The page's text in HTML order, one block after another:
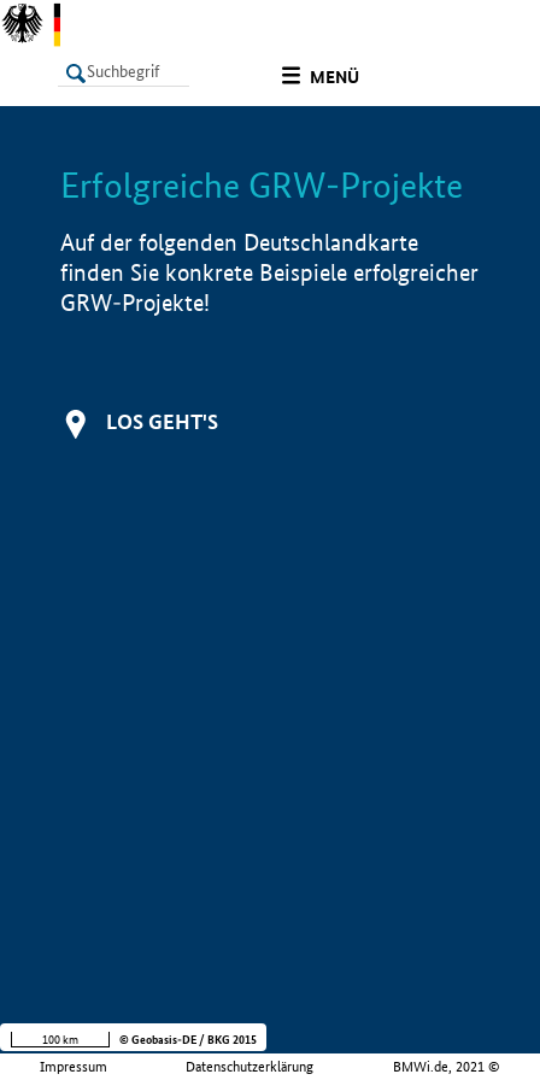
MENÜ
LISTE Info
Erfolgreiche GRW-Projekte
Auf der folgenden Deutschlandkarte
finden Sie konkrete Beispiele erfolgreicher
GRW-Projekte!
LOS GEHT'S
Impressum Datenschutzerklärung BMWi.de, 2021 ©
100 km © Geobasis-DE / BKG 2015